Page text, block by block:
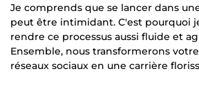
Je comprends que se lancer dans
peut être intimidant. C'est pourquoi
rendre ce processus aussi fluide et
Ensemble, nous transformerons
réseaux sociaux en une carrière